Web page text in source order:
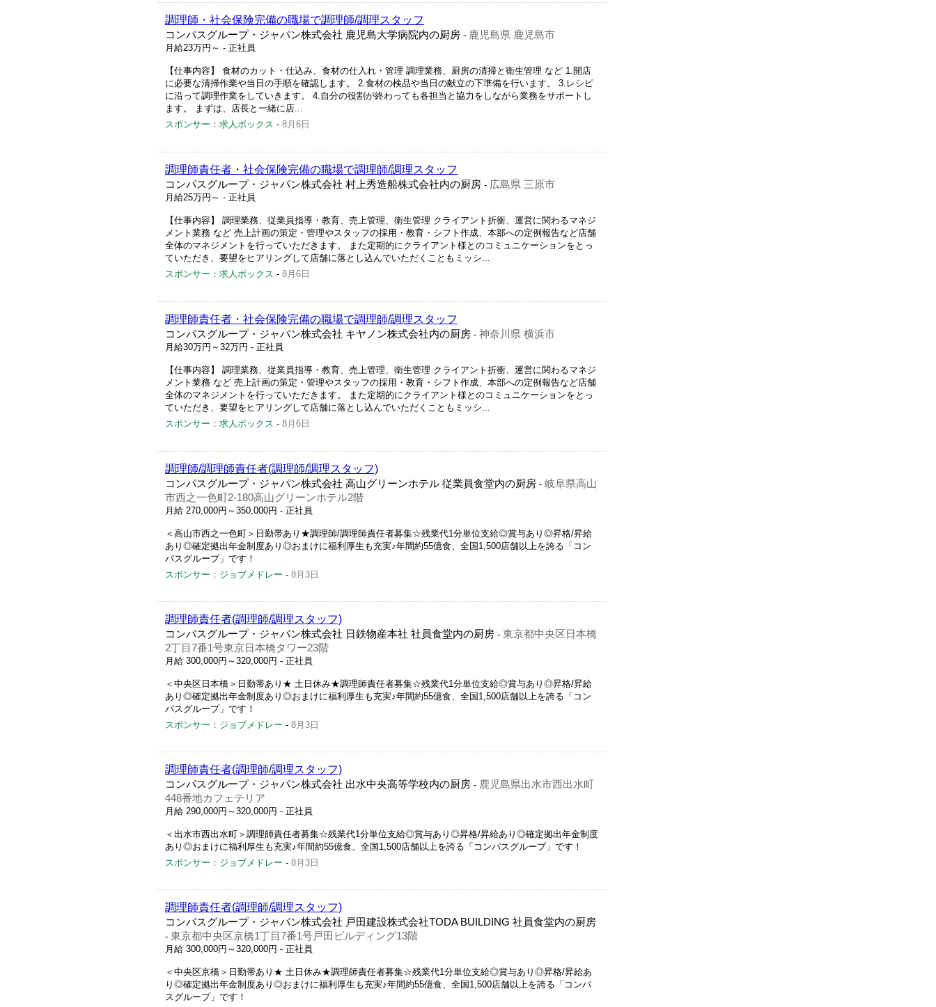
調理師・社会保険完備の職場で調理師/調理スタッフ
コンパスグループ・ジャパン株式会社 鹿児島大学病院内の厨房 - 鹿児島県 鹿児島市
月給23万円～ - 正社員
【仕事内容】 食材のカット・仕込み、食材の仕入れ・管理 調理業務、厨房の清掃と衛生管理 など 1.開店
に必要な清掃作業や当日の手順を確認します。 2.食材の検品や当日の献立の下準備を行います。 3.レシピ
に沿って調理作業をしていきます。 4.自分の役割が終わっても各担当と協力をしながら業務をサポートし
ます。 まずは、店長と一緒に店...
スポンサー：求人ボックス - 8月6日
調理師責任者・社会保険完備の職場で調理師/調理スタッフ
コンパスグループ・ジャパン株式会社 村上秀造船株式会社内の厨房 - 広島県 三原市
月給25万円～ - 正社員
【仕事内容】 調理業務、従業員指導・教育、売上管理、衛生管理 クライアント折衝、運営に関わるマネジ
メント業務 など 売上計画の策定・管理やスタッフの採用・教育・シフト作成、本部への定例報告など店舗
全体のマネジメントを行っていただきます。 また定期的にクライアント様とのコミュニケーションをとっ
ていただき、要望をヒアリングして店舗に落とし込んでいただくこともミッシ...
スポンサー：求人ボックス - 8月6日
調理師責任者・社会保険完備の職場で調理師/調理スタッフ
コンパスグループ・ジャパン株式会社 キヤノン株式会社内の厨房 - 神奈川県 横浜市
月給30万円～32万円 - 正社員
【仕事内容】 調理業務、従業員指導・教育、売上管理、衛生管理 クライアント折衝、運営に関わるマネジ
メント業務 など 売上計画の策定・管理やスタッフの採用・教育・シフト作成、本部への定例報告など店舗
全体のマネジメントを行っていただきます。 また定期的にクライアント様とのコミュニケーションをとっ
ていただき、要望をヒアリングして店舗に落とし込んでいただくこともミッシ...
スポンサー：求人ボックス - 8月6日
調理師/調理師責任者(調理師/調理スタッフ)
コンパスグループ・ジャパン株式会社 高山グリーンホテル 従業員食堂内の厨房 - 岐阜県高山
市西之一色町2-180高山グリーンホテル2階
月給 270,000円～350,000円 - 正社員
＜高山市西之一色町＞日勤帯あり★調理師/調理師責任者募集☆残業代1分単位支給◎賞与あり◎昇格/昇給
あり◎確定拠出年金制度あり◎おまけに福利厚生も充実♪年間約55億食、全国1,500店舗以上を誇る「コン
パスグループ」です！
スポンサー：ジョブメドレー - 8月3日
調理師責任者(調理師/調理スタッフ)
コンパスグループ・ジャパン株式会社 日鉄物産本社 社員食堂内の厨房 - 東京都中央区日本橋
2丁目7番1号東京日本橋タワー23階
月給 300,000円～320,000円 - 正社員
＜中央区日本橋＞日勤帯あり★ 土日休み★調理師責任者募集☆残業代1分単位支給◎賞与あり◎昇格/昇給
あり◎確定拠出年金制度あり◎おまけに福利厚生も充実♪年間約55億食、全国1,500店舗以上を誇る「コン
パスグループ」です！
スポンサー：ジョブメドレー - 8月3日
調理師責任者(調理師/調理スタッフ)
コンパスグループ・ジャパン株式会社 出水中央高等学校内の厨房 - 鹿児島県出水市西出水町
448番地カフェテリア
月給 290,000円～320,000円 - 正社員
＜出水市西出水町＞調理師責任者募集☆残業代1分単位支給◎賞与あり◎昇格/昇給あり◎確定拠出年金制度
あり◎おまけに福利厚生も充実♪年間約55億食、全国1,500店舗以上を誇る「コンパスグループ」です！
スポンサー：ジョブメドレー - 8月3日
調理師責任者(調理師/調理スタッフ)
コンパスグループ・ジャパン株式会社 戸田建設株式会社TODA BUILDING 社員食堂内の厨房
- 東京都中央区京橋1丁目7番1号戸田ビルディング13階
月給 300,000円～320,000円 - 正社員
＜中央区京橋＞日勤帯あり★ 土日休み★調理師責任者募集☆残業代1分単位支給◎賞与あり◎昇格/昇給あ
り◎確定拠出年金制度あり◎おまけに福利厚生も充実♪年間約55億食、全国1,500店舗以上を誇る「コンパ
スグループ」です！